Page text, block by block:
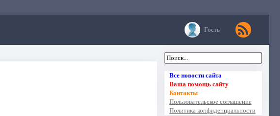
Гость
Все новости сайта
Ваша помощь сайту
Контакты
Пользовательское соглашение
Политика конфиденциальности